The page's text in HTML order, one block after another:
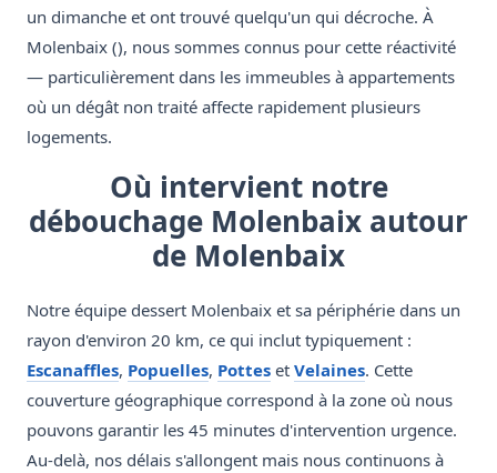
un dimanche et ont trouvé quelqu'un qui décroche. À
Molenbaix (), nous sommes connus pour cette réactivité
— particulièrement dans les immeubles à appartements
où un dégât non traité affecte rapidement plusieurs
logements.
Où intervient notre
débouchage Molenbaix autour
de Molenbaix
Notre équipe dessert Molenbaix et sa périphérie dans un
rayon d'environ 20 km, ce qui inclut typiquement :
Escanaffles, Popuelles, Pottes et Velaines. Cette
couverture géographique correspond à la zone où nous
pouvons garantir les 45 minutes d'intervention urgence.
Au-delà, nos délais s'allongent mais nous continuons à